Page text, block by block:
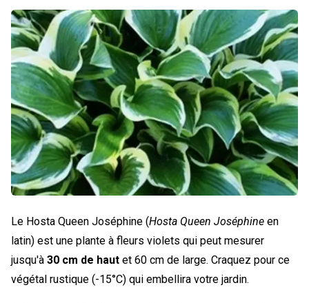
Le Hosta Queen Joséphine (Hosta Queen Joséphine en
latin) est une plante à fleurs violets qui peut mesurer
jusqu'à 30 cm de haut et 60 cm de large. Craquez pour ce
végétal rustique (-15°C) qui embellira votre jardin.